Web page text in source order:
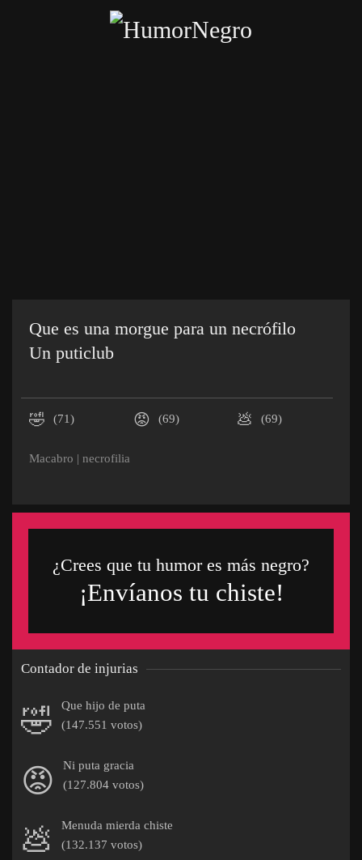
Que es una morgue para un necrófilo
Un puticlub
🤣 (71) 😡 (69) 💩 (69)
Macabro | necrofilia
¿Crees que tu humor es más negro?
¡Envíanos tu chiste!
Contador de injurias
🤣
Que hijo de puta
(147.551 votos)
😡
Ni puta gracia
(127.804 votos)
💩
Menuda mierda chiste
(132.137 votos)